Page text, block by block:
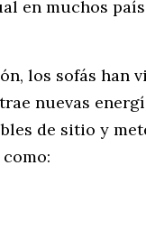
en muchos
los sofás han
nuevas
de sitio y